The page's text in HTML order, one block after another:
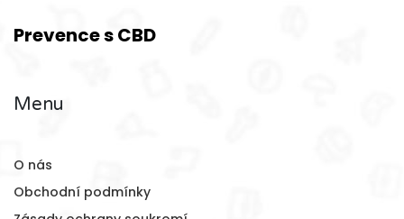
Prevence s CBD
Menu
O nás
Obchodní podmínky